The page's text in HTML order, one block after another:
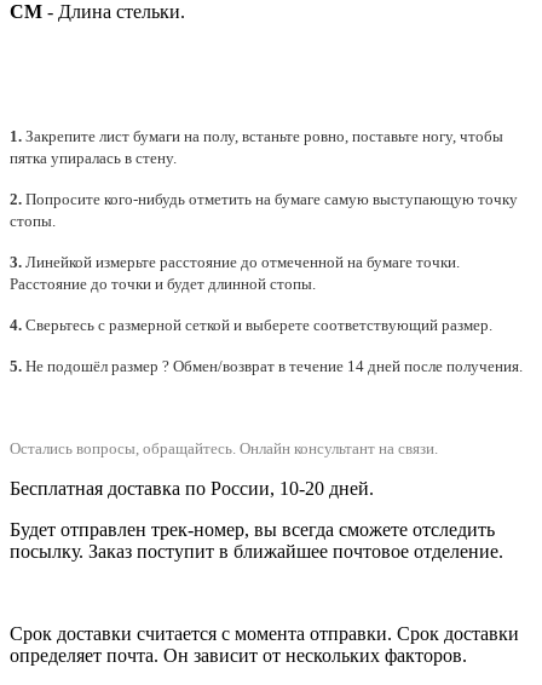
СМ - Длина стельки.
1. Закрепите лист бумаги на полу, встаньте ровно, поставьте ногу, чтобы
пятка упиралась в стену.
2. Попросите кого-нибудь отметить на бумаге самую выступающую точку
стопы.
3. Линейкой измерьте расстояние до отмеченной на бумаге точки.
Расстояние до точки и будет длинной стопы.
4. Сверьтесь с размерной сеткой и выберете соответствующий размер.
5. Не подошёл размер ? Обмен/возврат в течение 14 дней после получения.
Остались вопросы, обращайтесь. Онлайн консультант на связи.
Бесплатная доставка по России, 10-20 дней.
Будет отправлен трек-номер, вы всегда сможете отследить
посылку. Заказ поступит в ближайшее почтовое отделение.
Срок доставки считается с момента отправки. Срок доставки
определяет почта. Он зависит от нескольких факторов.